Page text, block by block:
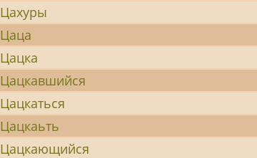
Цахуры
Цаца
Цацка
Цацкавшийся
Цацкаться
Цацкаьть
Цацкающийся